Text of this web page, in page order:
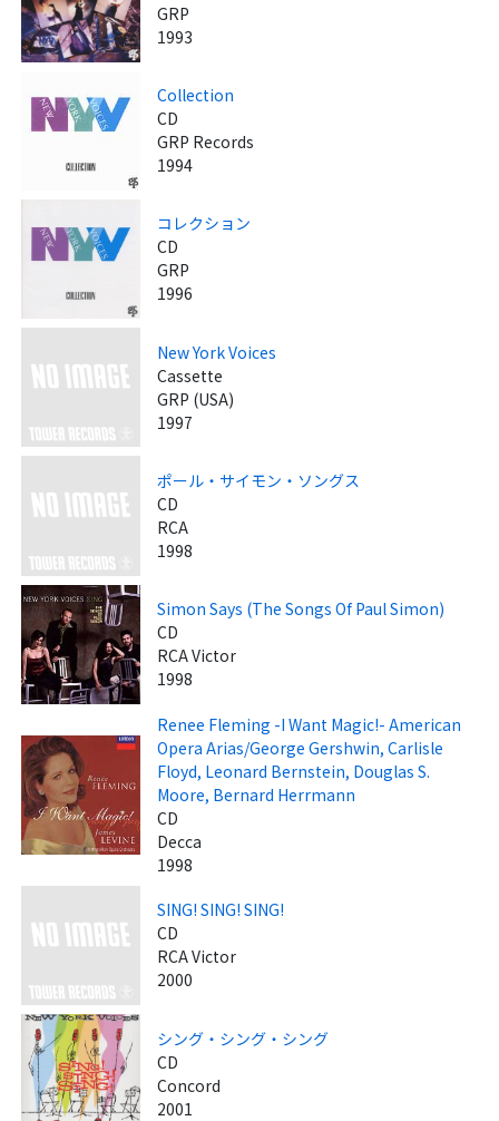
GRP
1993
Collection
CD
GRP Records
1994
コレクション
CD
GRP
1996
New York Voices
Cassette
GRP (USA)
1997
ポール・サイモン・ソングス
CD
RCA
1998
Simon Says (The Songs Of Paul Simon)
CD
RCA Victor
1998
Renee Fleming -I Want Magic!- American
Opera Arias/George Gershwin, Carlisle
Floyd, Leonard Bernstein, Douglas S.
Moore, Bernard Herrmann
CD
Decca
1998
SING! SING! SING!
CD
RCA Victor
2000
シング・シング・シング
CD
Concord
2001